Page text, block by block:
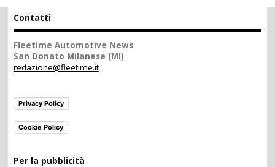
Contatti
Fleetime Automotive News
San Donato Milanese (MI)
redazione@fleetime.it
Privacy Policy
Cookie Policy
Per la pubblicità